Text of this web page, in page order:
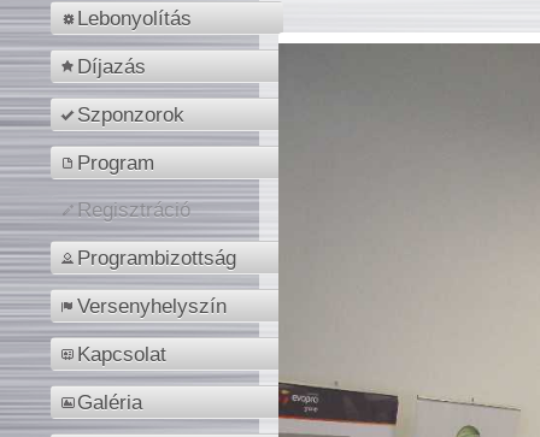
Lebonyolítás
Díjazás
Szponzorok
Program
Regisztráció
Programbizottság
Versenyhelyszín
Kapcsolat
Galéria